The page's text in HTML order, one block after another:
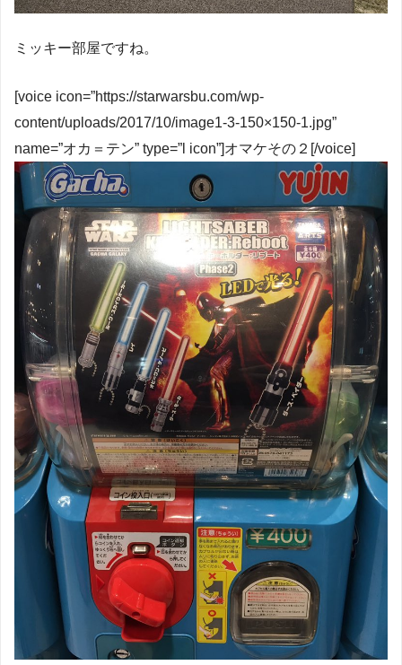
ミッキー部屋ですね。
[voice icon=”https://starwarsbu.com/wp-
content/uploads/2017/10/image1-3-150×150-1.jpg”
name=”オカ＝テン” type=”l icon”]オマケその２[/voice]